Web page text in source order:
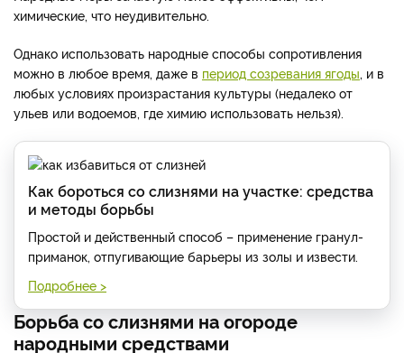
химические, что неудивительно.
Однако использовать народные способы сопротивления
можно в любое время, даже в период созревания ягоды , и в
любых условиях произрастания культуры (недалеко от
ульев или водоемов, где химию использовать нельзя).
Как бороться со слизнями на участке: средства
и методы борьбы
Простой и действенный способ – применение гранул-
приманок, отпугивающие барьеры из золы и извести.
Подробнее >
Борьба со слизнями на огороде
народными средствами